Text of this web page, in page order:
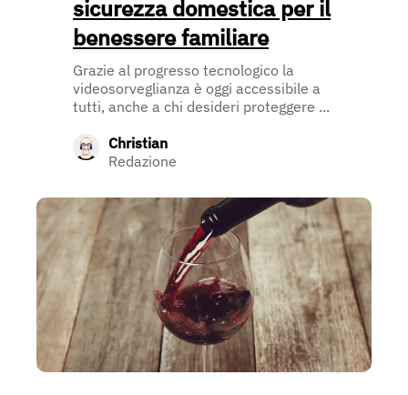
sicurezza domestica per il
benessere familiare
Grazie al progresso tecnologico la
videosorveglianza è oggi accessibile a
tutti, anche a chi desideri proteggere ...
Christian
Redazione